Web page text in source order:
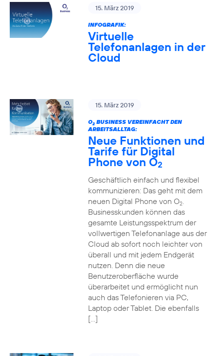
15. März 2019
INFOGRAFIK:
Virtuelle
Telefonanlagen in der
Cloud
15. März 2019
O2BUSINESS VEREINFACHT DEN
ARBEITSALLTAG:
Neue Funktionen und
Tarife für Digital
Phone von O2
Geschäftlich einfach und flexibel
kommunizieren: Das geht mit dem
neuen Digital Phone von O2.
Businesskunden können das
gesamte Leistungsspektrum der
vollwertigen Telefonanlage aus der
Cloud ab sofort noch leichter von
überall und mit jedem Endgerät
nutzen. Denn die neue
Benutzeroberfläche wurde
überarbeitet und ermöglicht nun
auch das Telefonieren via PC,
Laptop oder Tablet. Die ebenfalls
[…]